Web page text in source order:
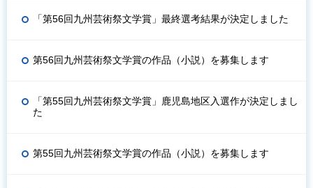
「第56回九州芸術祭文学賞」最終選考結果が決定しました
第56回九州芸術祭文学賞の作品（小説）を募集します
「第55回九州芸術祭文学賞」鹿児島地区入選作が決定しまし
た
第55回九州芸術祭文学賞の作品（小説）を募集します